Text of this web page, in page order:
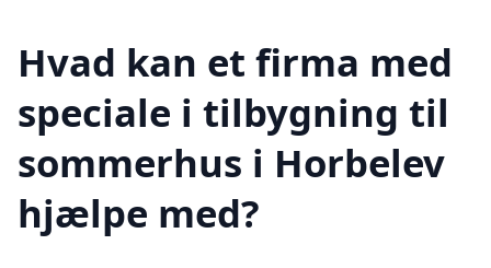
Hvad kan et firma med
speciale i tilbygning til
sommerhus i Horbelev
hjælpe med?